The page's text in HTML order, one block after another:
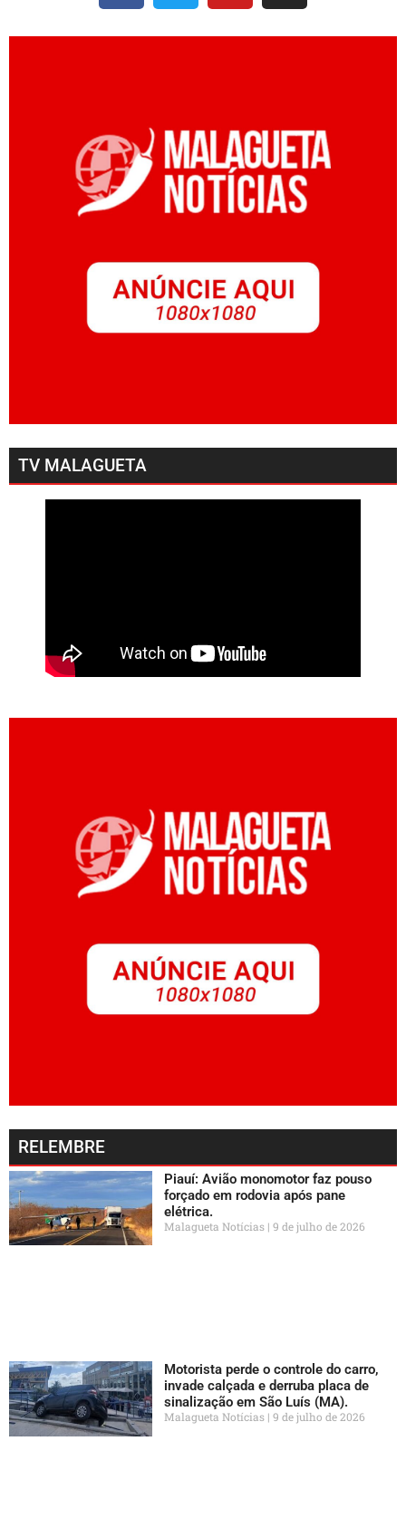
TV MALAGUETA
RELEMBRE
Piauí: Avião monomotor faz pouso
forçado em rodovia após pane
elétrica.
Malagueta Notícias 9 de julho de 2026
Motorista perde o controle do carro,
invade calçada e derruba placa de
sinalização em São Luís (MA).
Malagueta Notícias 9 de julho de 2026